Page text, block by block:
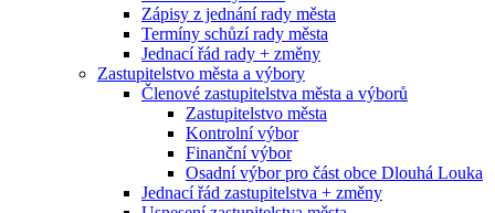
Zápisy z jednání rady města
Termíny schůzí rady města
Jednací řád rady + změny
Zastupitelstvo města a výbory
Členové zastupitelstva města a výborů
Zastupitelstvo města
Kontrolní výbor
Finanční výbor
Osadní výbor pro část obce Dlouhá Louka
Jednací řád zastupitelstva + změny